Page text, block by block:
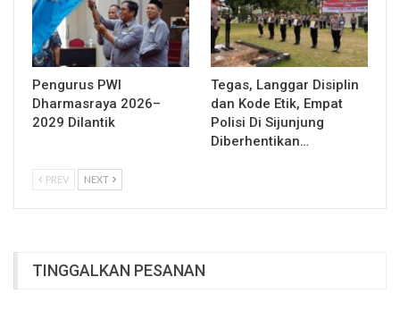
Pengurus PWI
Dharmasraya 2026–
2029 Dilantik
Tegas, Langgar Disiplin
dan Kode Etik, Empat
Polisi Di Sijunjung
Diberhentikan…
PREV NEXT
TINGGALKAN PESANAN